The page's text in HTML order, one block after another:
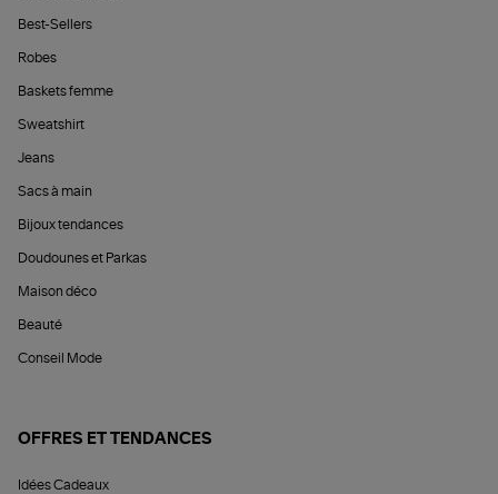
Best-Sellers
Robes
Baskets femme
Sweatshirt
Jeans
Sacs à main
Bijoux tendances
Doudounes et Parkas
Maison déco
Beauté
Conseil Mode
OFFRES ET TENDANCES
Idées Cadeaux